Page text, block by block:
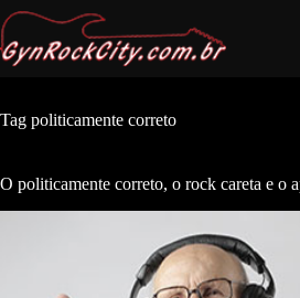
Tag politicamente correto
O politicamente correto, o rock careta e o